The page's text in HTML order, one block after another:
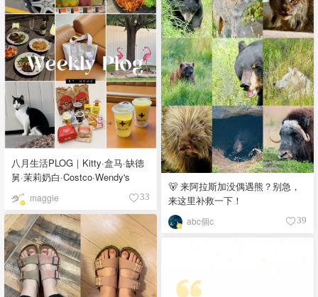
八月生活PLOG｜Kitty·盒马·缺德
舅·茉莉奶白·Costco·Wendy's
maggie 33
🐻 来阿拉斯加没偶遇熊？别急，
来这里补救一下！
abc個c 39